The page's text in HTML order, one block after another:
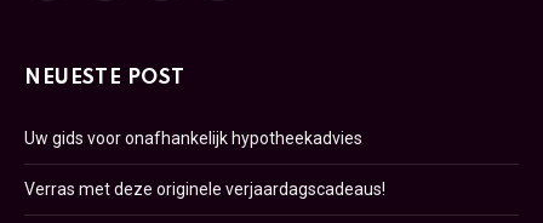
NEUESTE POST
Uw gids voor onafhankelijk hypotheekadvies
Verras met deze originele verjaardagscadeaus!